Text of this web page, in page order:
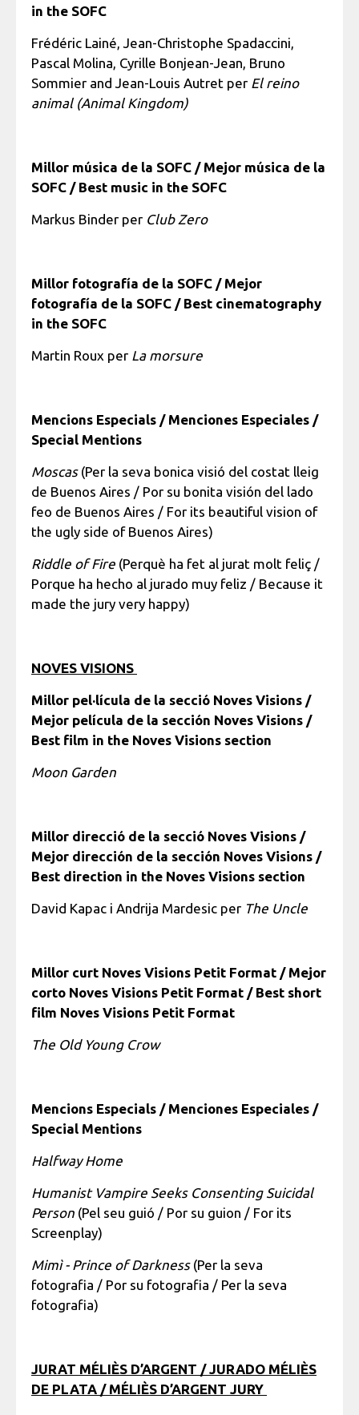
in the SOFC
Frédéric Lainé, Jean-Christophe Spadaccini,
Pascal Molina, Cyrille Bonjean-Jean, Bruno
Sommier and Jean-Louis Autret per El reino
animal (Animal Kingdom)
Millor música de la SOFC / Mejor música de la
SOFC / Best music in the SOFC
Markus Binder per Club Zero
Millor fotografía de la SOFC / Mejor
fotografía de la SOFC / Best cinematography
in the SOFC
Martin Roux per La morsure
Mencions Especials / Menciones Especiales /
Special Mentions
Moscas(Per la seva bonica visió del costat lleig
de Buenos Aires / Por su bonita visión del lado
feo de Buenos Aires / For its beautiful vision of
the ugly side of Buenos Aires)
Riddle of Fire (Perquè ha fet al jurat molt feliç /
Porque ha hecho al jurado muy feliz / Because it
made the jury very happy)
NOVES VISIONS
Millor pel·lícula de la secció Noves Visions /
Mejor película de la sección Noves Visions /
Best film in the Noves Visions section
Moon Garden
Millor direcció de la secció Noves Visions /
Mejor dirección de la sección Noves Visions /
Best direction in the Noves Visions section
David Kapac i Andrija Mardesic per The Uncle
Millor curt Noves Visions Petit Format / Mejor
corto Noves Visions Petit Format / Best short
film Noves Visions Petit Format
The Old Young Crow
Mencions Especials / Menciones Especiales /
Special Mentions
Halfway Home
Humanist Vampire Seeks Consenting Suicidal
Person (Pel seu guió / Por su guion / For its
Screenplay)
Mimì - Prince of Darkness(Per la seva
fotografia / Por su fotografia / Per la seva
fotografia)
JURAT MÉLIÈS D’ARGENT / JURADO MÉLIÈS
DE PLATA / MÉLIÈS D’ARGENT JURY